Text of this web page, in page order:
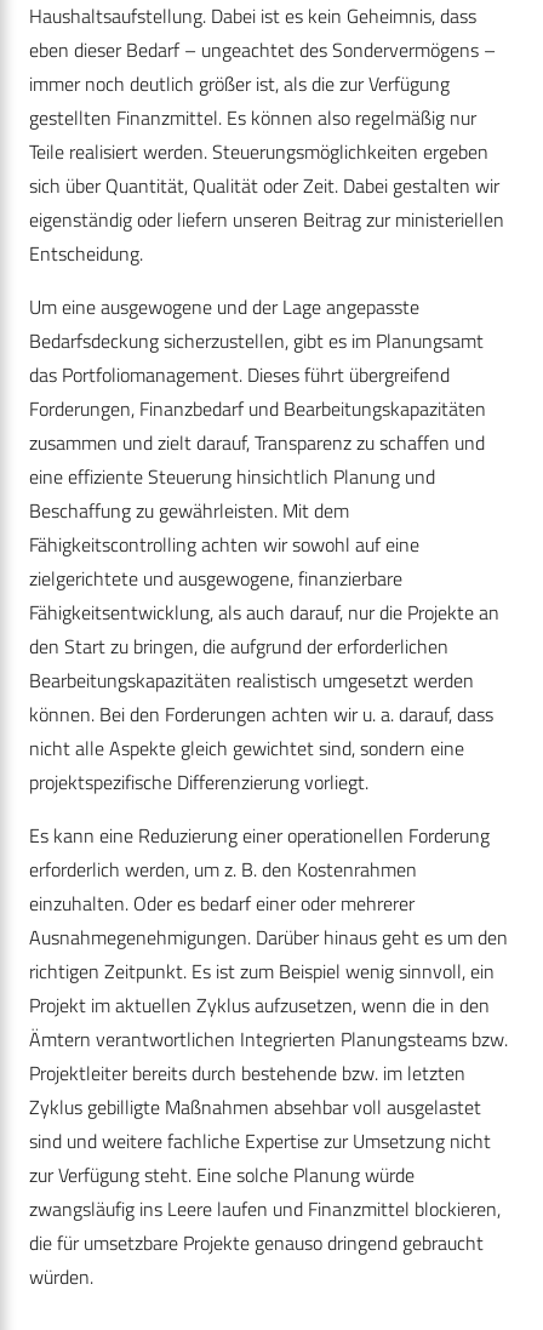
Haushaltsaufstellung. Dabei ist es kein Geheimnis, dass
eben dieser Bedarf – ungeachtet des Sondervermögens –
immer noch deutlich größer ist, als die zur Verfügung
gestellten Finanzmittel. Es können also regelmäßig nur
Teile realisiert werden. Steuerungsmöglichkeiten ergeben
sich über Quantität, Qualität oder Zeit. Dabei gestalten wir
eigenständig oder liefern unseren Beitrag zur ministeriellen
Entscheidung.
Um eine ausgewogene und der Lage angepasste
Bedarfsdeckung sicherzustellen, gibt es im Planungsamt
das Portfoliomanagement. Dieses führt übergreifend
Forderungen, Finanzbedarf und Bearbeitungskapazitäten
zusammen und zielt darauf, Transparenz zu schaffen und
eine effiziente Steuerung hinsichtlich Planung und
Beschaffung zu gewährleisten. Mit dem
Fähigkeitscontrolling achten wir sowohl auf eine
zielgerichtete und ausgewogene, finanzierbare
Fähigkeitsentwicklung, als auch darauf, nur die Projekte an
den Start zu bringen, die aufgrund der erforderlichen
Bearbeitungskapazitäten realistisch umgesetzt werden
können. Bei den Forderungen achten wir u. a. darauf, dass
nicht alle Aspekte gleich gewichtet sind, sondern eine
projektspezifische Differenzierung vorliegt.
Es kann eine Reduzierung einer operationellen Forderung
erforderlich werden, um z. B. den Kostenrahmen
einzuhalten. Oder es bedarf einer oder mehrerer
Ausnahmegenehmigungen. Darüber hinaus geht es um den
richtigen Zeitpunkt. Es ist zum Beispiel wenig sinnvoll, ein
Projekt im aktuellen Zyklus aufzusetzen, wenn die in den
Ämtern verantwortlichen Integrierten Planungsteams bzw.
Projektleiter bereits durch bestehende bzw. im letzten
Zyklus gebilligte Maßnahmen absehbar voll ausgelastet
sind und weitere fachliche Expertise zur Umsetzung nicht
zur Verfügung steht. Eine solche Planung würde
zwangsläufig ins Leere laufen und Finanzmittel blockieren,
die für umsetzbare Projekte genauso dringend gebraucht
würden.